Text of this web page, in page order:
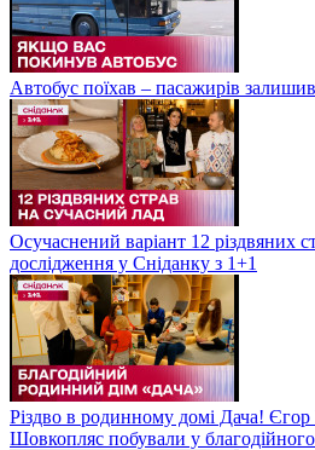
Автобус поїхав – пасажирів
Осучаснений варіант 12 різдвяних
дослідження у Сніданку з 1+1
Різдво в родинному домі Дача! Єгор
Шовкопляс побували у